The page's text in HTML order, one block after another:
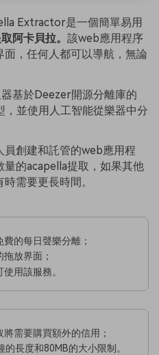
Extractor是一個簡單易用
阿卡貝拉。 該web應用程序
，任何人都可以導航，無論
基於Deezer開源分離庫的
並使用人工智能從樂器中分
創建和託管的web應用程
的acapella提取，如果其他
需要更長時間。
的每日聲樂分離；
放界面；
用該服務。
需要購買額外的信用；
長度和80MB的大小限制。